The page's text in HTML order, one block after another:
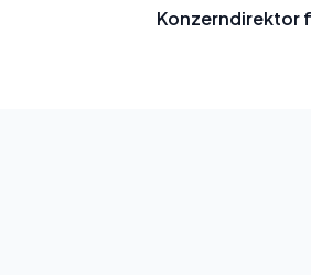
Konzerndirektor